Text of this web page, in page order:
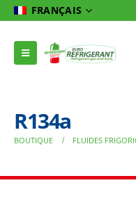
FRANÇAIS
R134a
BOUTIQUE FLUIDES